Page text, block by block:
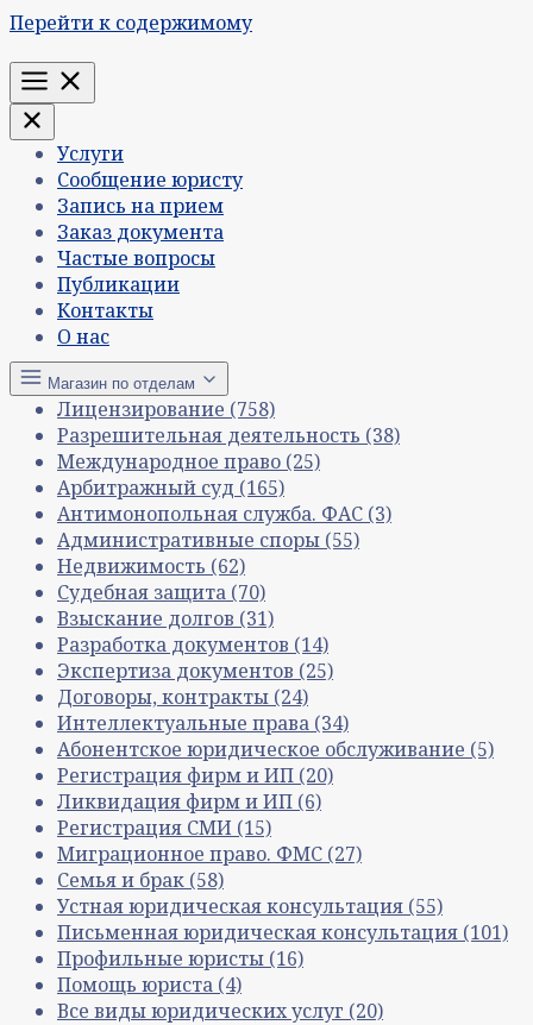
Перейти к содержимому
Меню
Услуги
Сообщение юристу
Запись на прием
Заказ документа
Частые вопросы
Публикации
Контакты
О нас
Магазин по отделам
Лицензирование (758)
Разрешительная деятельность (38)
Международное право (25)
Арбитражный суд (165)
Антимонопольная служба. ФАС (3)
Административные споры (55)
Недвижимость (62)
Судебная защита (70)
Взыскание долгов (31)
Разработка документов (14)
Экспертиза документов (25)
Договоры, контракты (24)
Интеллектуальные права (34)
Абонентское юридическое обслуживание (5)
Регистрация фирм и ИП (20)
Ликвидация фирм и ИП (6)
Регистрация СМИ (15)
Миграционное право. ФМС (27)
Семья и брак (58)
Устная юридическая консультация (55)
Письменная юридическая консультация (101)
Профильные юристы (16)
Помощь юриста (4)
Все виды юридических услуг (20)